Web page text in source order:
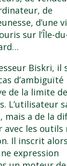
de
d’une
sur l’Île-
Biskri, il
d’ambiguïté
de la limite
L’utilisateur
mais a de la
avec les outils
Il inscrit
expression